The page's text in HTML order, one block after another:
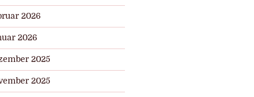
2026
2026
2025
2025